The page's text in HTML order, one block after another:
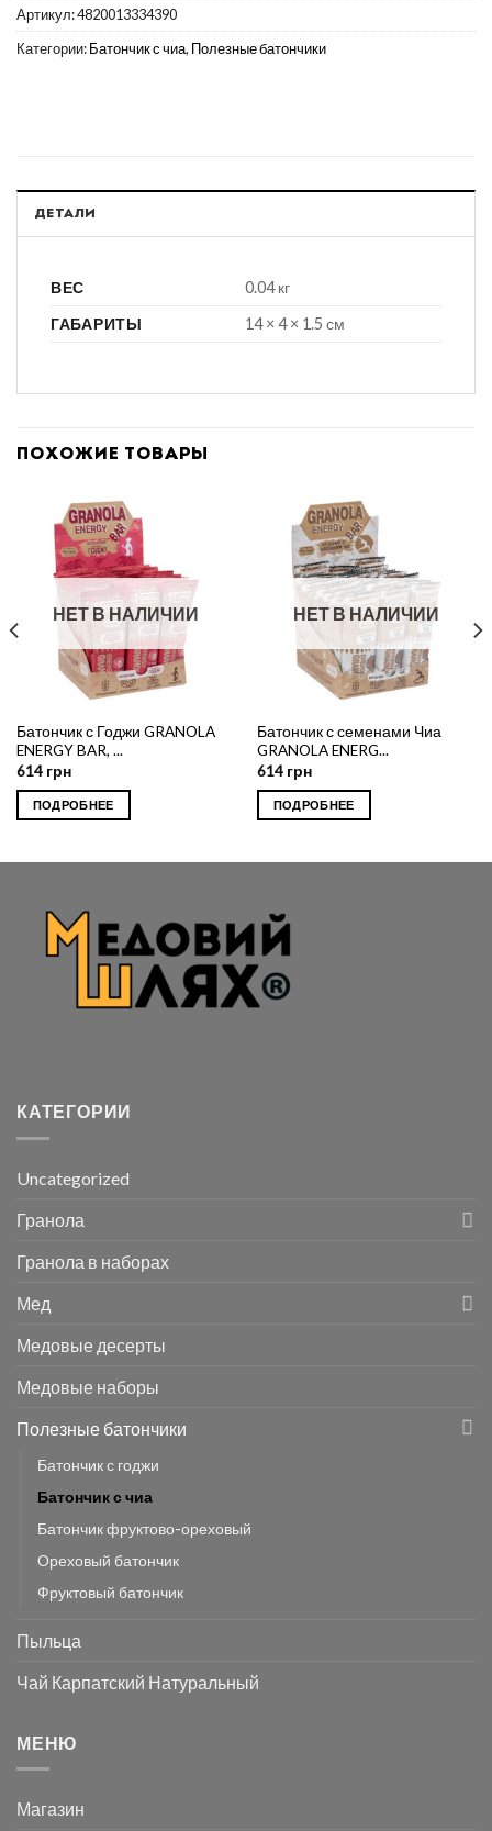
Артикул:4820013334390
Категории:Батончик с чиа, Полезные батончики
ДЕТАЛИ
ВЕС
0.04 кг
ГАБАРИТЫ
14 × 4 × 1.5 см
ПОХОЖИЕ ТОВАРЫ
НЕТ В НАЛИЧИИ
Батончик с Годжи GRANOLA
ENERGY BAR, ...
614 грн
ПОДРОБНЕЕ
НЕТ В НАЛИЧИИ
Батончик с семенами Чиа
GRANOLA ENERG...
614 грн
ПОДРОБНЕЕ
КАТЕГОРИИ
Uncategorized
Гранола
Гранола в наборах
Мед
Медовые десерты
Медовые наборы
Полезные батончики
Батончик с годжи
Батончик с чиа
Батончик фруктово-ореховый
Ореховый батончик
Фруктовый батончик
Пыльца
Чай Карпатский Натуральный
МЕНЮ
Магазин